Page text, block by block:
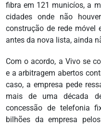
fibra em 121 municíos, a
cidades onde não
construção de rede
antes da nova lista, ainda
Com o acordo, a Vivo se
e a arbitragem abertos
caso, a empresa pede
mais de uma década
concessão de telefonia
bilhões da empresa